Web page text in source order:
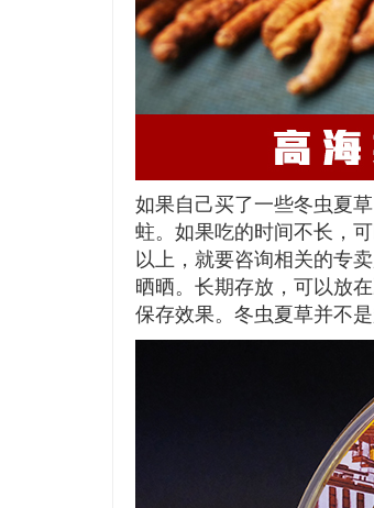
如果自己买了一些冬虫夏
蛀。如果吃的时间不长，
以上，就要咨询相关的专
晒晒。长期存放，可以放
保存效果。冬虫夏草并不